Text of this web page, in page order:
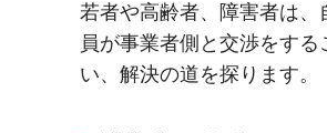
若者や高齢者、障害者は
員が事業者側と交渉をす
い、解決の道を探ります。